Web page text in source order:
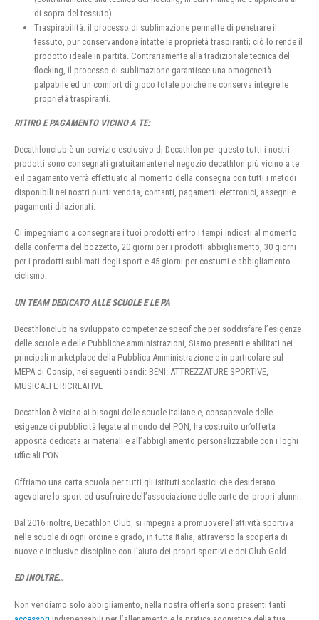
di sopra del tessuto).
Traspirabilità: il processo di sublimazione permette di penetrare il
tessuto, pur conservandone intatte le proprietà traspiranti; ciò lo rende il
prodotto ideale in partita. Contrariamente alla tradizionale tecnica del
flocking, il processo di sublimazione garantisce una omogeneità
palpabile ed un comfort di gioco totale poiché ne conserva integre le
proprietà traspiranti.
RITIRO E PAGAMENTO VICINO A TE:
Decathlonclub è un servizio esclusivo di Decathlon per questo tutti i nostri
prodotti sono consegnati gratuitamente nel negozio decathlon più vicino a te
e il pagamento verrà effettuato al momento della consegna con tutti i metodi
disponibili nei nostri punti vendita, contanti, pagamenti elettronici, assegni e
pagamenti dilazionati.
Ci impegniamo a consegnare i tuoi prodotti entro i tempi indicati al momento
della conferma del bozzetto, 20 giorni per i prodotti abbigliamento, 30 giorni
per i prodotti sublimati degli sport e 45 giorni per costumi e abbigliamento
ciclismo.
UN TEAM DEDICATO ALLE SCUOLE E LE PA
Decathlonclub ha sviluppato competenze specifiche per soddisfare l’esigenze
delle scuole e delle Pubbliche amministrazioni, Siamo presenti e abilitati nei
principali marketplace della Pubblica Amministrazione e in particolare sul
MEPA di Consip, nei seguenti bandi: BENI: ATTREZZATURE SPORTIVE,
MUSICALI E RICREATIVE
Decathlon è vicino ai bisogni delle scuole italiane e, consapevole delle
esigenze di pubblicità legate al mondo del PON, ha costruito un’offerta
apposita dedicata ai materiali e all’abbigliamento personalizzabile con i loghi
ufficiali PON.
Offriamo una carta scuola per tutti gli istituti scolastici che desiderano
agevolare lo sport ed usufruire dell’associazione delle carte dei propri alunni.
Dal 2016 inoltre, Decathlon Club, si impegna a promuovere l’attività sportiva
nelle scuole di ogni ordine e grado, in tutta Italia, attraverso la scoperta di
nuove e inclusive discipline con l’aiuto dei propri sportivi e dei Club Gold.
ED INOLTRE…
Non vendiamo solo abbigliamento, nella nostra offerta sono presenti tanti